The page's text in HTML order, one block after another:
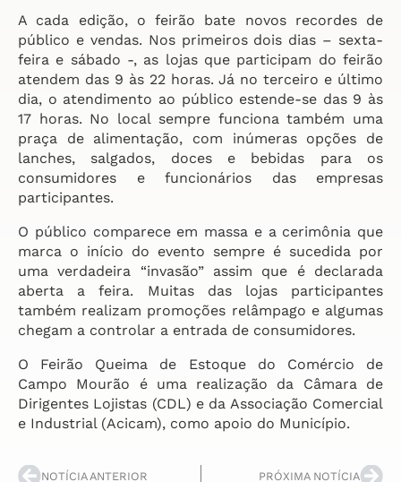
A cada edição, o feirão bate novos recordes de
público e vendas. Nos primeiros dois dias – sexta-
feira e sábado -, as lojas que participam do feirão
atendem das 9 às 22 horas. Já no terceiro e último
dia, o atendimento ao público estende-se das 9 às
17 horas. No local sempre funciona também uma
praça de alimentação, com inúmeras opções de
lanches, salgados, doces e bebidas para os
consumidores e funcionários das empresas
participantes.
O público comparece em massa e a cerimônia que
marca o início do evento sempre é sucedida por
uma verdadeira “invasão” assim que é declarada
aberta a feira. Muitas das lojas participantes
também realizam promoções relâmpago e algumas
chegam a controlar a entrada de consumidores.
O Feirão Queima de Estoque do Comércio de
Campo Mourão é uma realização da Câmara de
Dirigentes Lojistas (CDL) e da Associação Comercial
e Industrial (Acicam), como apoio do Município.
NOTÍCIA ANTERIOR PRÓXIMA NOTÍCIA